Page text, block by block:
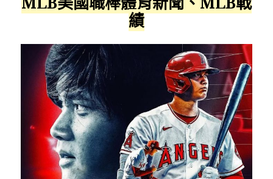
績